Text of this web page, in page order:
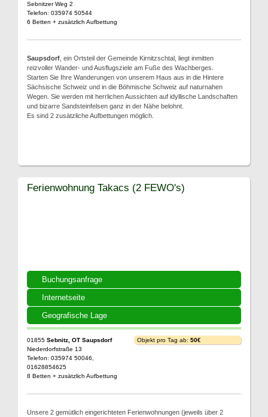
Sebnitzer Weg 2
Telefon: 035974 50544
6 Betten + zusätzlich Aufbettung
Saupsdorf , ein Ortsteil der Gemeinde Kirnitzschtal, liegt inmitten
reizvoller Wander- und Ausflugsziele am Fuße des Wachberges.
Starten Sie Ihre Wanderungen von unserem Haus aus in die Hintere
Sächsische Schweiz und in die Böhmische Schweiz auf naturnahen
Wegen. Sie werden mit herrlichen Aussichten auf idyllische Landschaften
und bizarre Sandsteinfelsen ganz in der Nähe belohnt.
Es sind 2 zusätzliche Aufbettungen möglich.
Buchungsanfrage
Internetseite
Geografische Lage
Ferienwohnung Takacs (2 FEWO's)
01855 Sebnitz, OT Saupsdorf
Niederdorfstraße 13
Telefon: 035974 50046,
01628854625
8 Betten + zusätzlich Aufbettung
Objekt pro Tag ab: 50€
Unsere 2 gemütlich eingerichteten Ferienwohnungen (jeweils über 2